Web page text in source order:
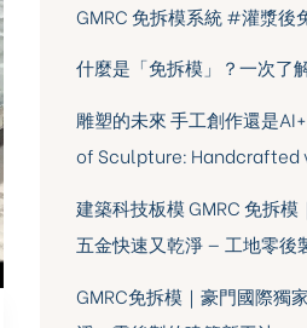
GMRC 免拆模系統 #灌漿後
什麼是「免拆模」？一次了
雕塑的未來 手工創作還是
of Sculpture: Handcrafted
建築科技板模 GMRC 免拆
五金快速又乾淨 — 工地零後
GMRC免拆模｜豪門國際獨